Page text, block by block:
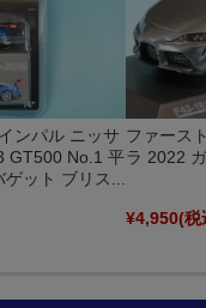
ンパル ニッサ
GT500 No.1 平
ット ブリス...
ファース
ラ 2022
¥4,950(税